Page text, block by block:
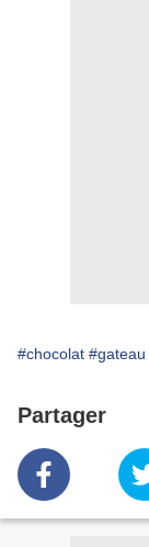
#chocolat #gateau
Partager